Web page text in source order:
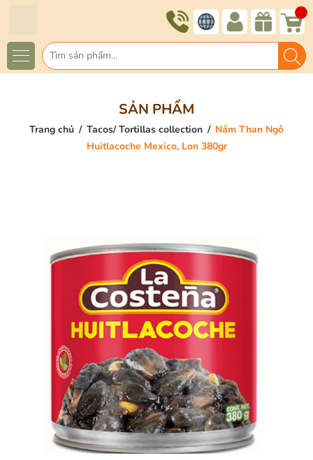
SẢN PHẨM
Trang chủ / Tacos/ Tortillas collection / Nấm Than Ngô
Huitlacoche Mexico, Lon 380gr